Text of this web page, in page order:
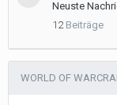
Neuste
12 Beiträge
WORLD OF